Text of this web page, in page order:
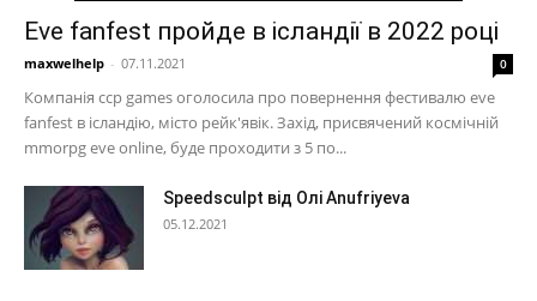
Eve fanfest пройде в ісландії в 2022 році
maxwelhelp - 07.11.2021 0
Компанія ccp games оголосила про повернення фестивалю eve
fanfest в ісландію, місто рейк'явік. Захід, присвячений космічній
mmorpg eve online, буде проходити з 5 по...
Speedsculpt від Олі Anufriyeva
05.12.2021